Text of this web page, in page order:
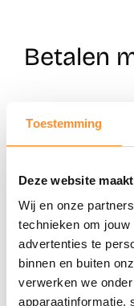
Toestemming
Deze website
Wij en onze
technieken om
advertenties te
binnen en buiten
verwerken we
apparaatinformatie,
Betalen